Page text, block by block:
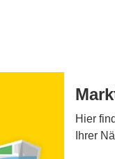
Hier
Ihrer